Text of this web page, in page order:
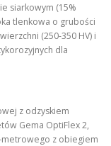
siarkowym (15%
tlenkowa o grubości
(250-350 HV) i
dla
z odzyskiem
Gema OptiFlex 2,
metrowego z obiegiem